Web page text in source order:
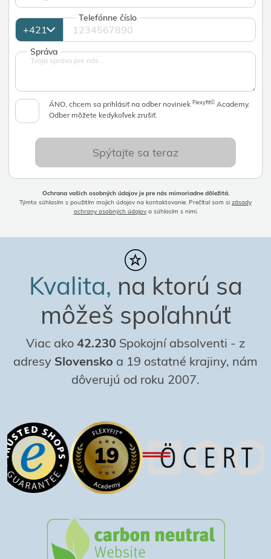
Telefónne číslo
Správa
ÁNO, chcem sa prihlásiť na odber noviniekFlexyfit© Academy.
Odber môžete kedykoľvek zrušiť.
Spýtajte sa teraz
Ochrana vašich osobných údajov je pre nás mimoriadne dôležitá.
Týmto súhlasím s použitím mojich údajov na kontaktovanie. Prečítal som si zásady
ochrany osobných údajova súhlasím s nimi.
Kvalita, na ktorú sa
môžeš spoľahnúť
Viac ako 42.230 Spokojní absolventi - z
adresy Slovensko a 19 ostatné krajiny, nám
dôverujú od roku 2007.